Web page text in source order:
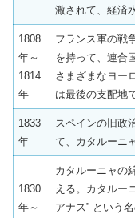
激されて、経済
1808
年～
1814
年
フランス軍の戦
を持って、連合
さまざまなヨー
は最後の支配地
1833
年
スペインの旧政
て、カタルーニ
1830
年～
カタルーニャの
える。カタルー
アナス” という